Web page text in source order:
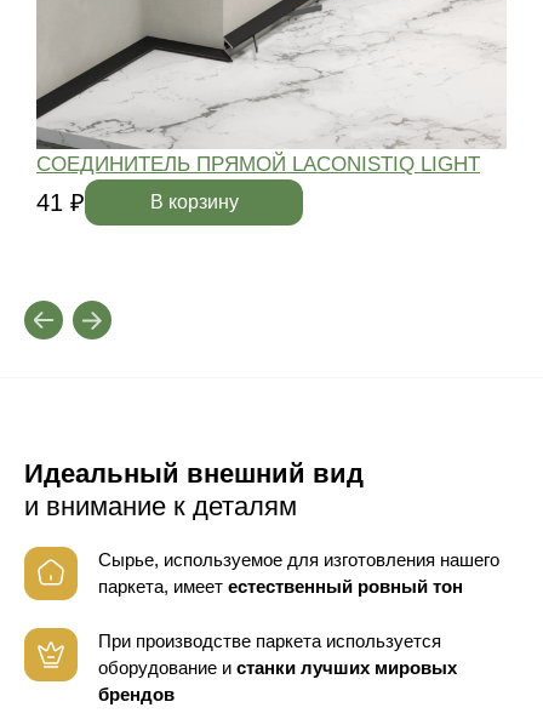
СОЕДИНИТЕЛЬ ПРЯМОЙ LACONISTIQ LIGHT
41 ₽ В корзину
Идеальный внешний вид
и внимание к деталям
Сырье, используемое для изготовления нашего
паркета, имеет естественный ровный тон
При производстве паркета используется
оборудование и станки лучших мировых
брендов